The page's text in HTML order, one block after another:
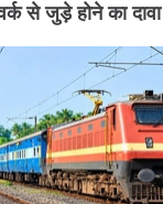
से जुड़े होने का दावा